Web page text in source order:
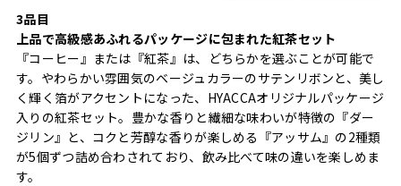
3品目
上品で高級感あふれるパッケージに包まれた紅茶セット
『コーヒー』または『紅茶』は、どちらかを選ぶことが可能で
す。やわらかい雰囲気のベージュカラーのサテンリボンと、美し
く輝く箔がアクセントになった、HYACCAオリジナルパッケージ
入りの紅茶セット。豊かな香りと繊細な味わいが特徴の『ダー
ジリン』と、コクと芳醇な香りが楽しめる『アッサム』の2種類
が5個ずつ詰め合わされており、飲み比べて味の違いを楽しめま
す。